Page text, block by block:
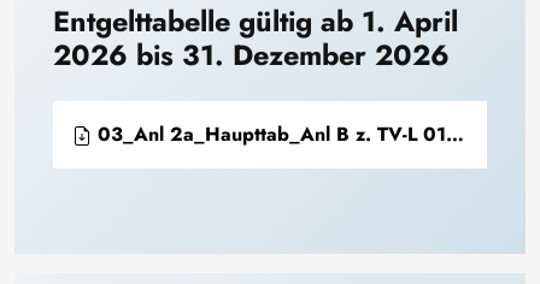
Entgelttabelle gültig ab 1. April
2026 bis 31. Dezember 2026
03_Anl 2a_Haupttab_Anl B z. TV-L 01.04.2026 - 31.12.2026.pdf